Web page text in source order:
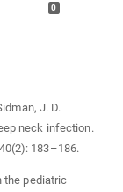
0
J. D.
neck infection.
183–186.
the pediatric